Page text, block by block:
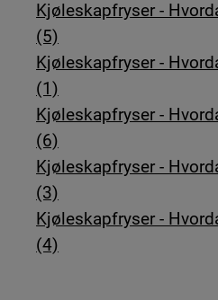
Kjøleskapfryser -
(5)
Kjøleskapfryser -
(1)
Kjøleskapfryser -
(6)
Kjøleskapfryser -
(3)
Kjøleskapfryser -
(4)